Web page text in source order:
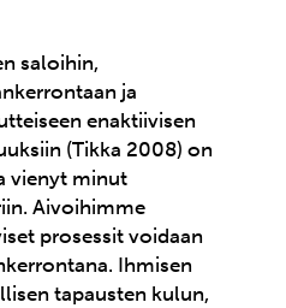
saloihin,
ja
enaktiivisen
(Tikka 2008) on
vienyt minut
Aivoihimme
prosessit voidaan
Ihmisen
tapausten kulun,